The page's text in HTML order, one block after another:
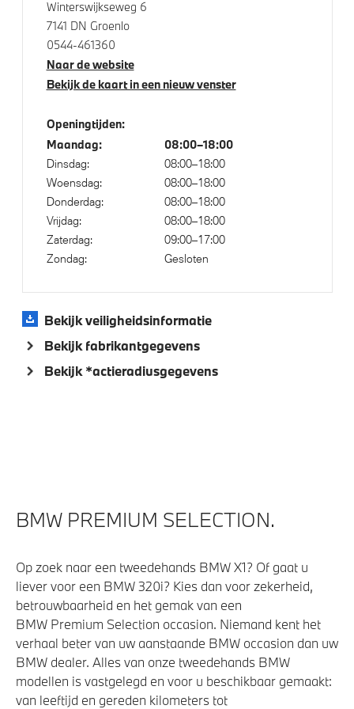
Parking assistant plus
Aandrijving en onderstel
Laadkabel (Mode 3, 22kW)
M Adaptief onderstel
xDrive - Vierwielaandrijving
Veiligheid
Actieve Voetgangersbescherming
Winterswijkseweg 6
7141 DN Groenlo
0544-461360
Naar de website
Bekijk de kaart in een nieuw venster
Openingtijden:
Maandag:
08:00–18:00
Dinsdag:
08:00–18:00
Woensdag:
08:00–18:00
Donderdag:
08:00–18:00
Vrijdag:
08:00–18:00
Zaterdag:
09:00–17:00
Zondag:
Gesloten
Bekijk veiligheidsinformatie
Bekijk fabrikantgegevens
Bekijk *actieradiusgegevens
BMW PREMIUM SELECTION.
Op zoek naar een tweedehands BMW X1? Of gaat u
liever voor een BMW 320i? Kies dan voor zekerheid,
betrouwbaarheid en het gemak van een
BMW Premium Selection occasion. Niemand kent het
verhaal beter van uw aanstaande BMW occasion dan uw
BMW dealer. Alles van onze tweedehands BMW
modellen is vastgelegd en voor u beschikbaar gemaakt:
van leeftijd en gereden kilometers tot